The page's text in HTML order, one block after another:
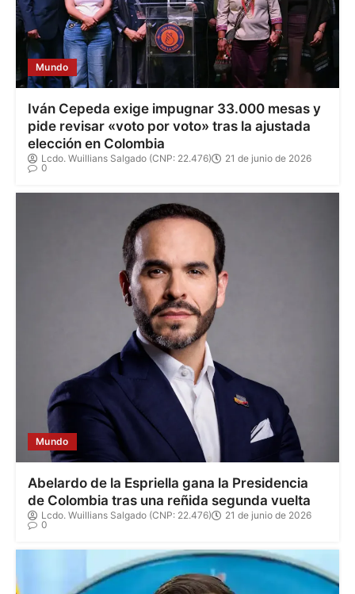
Mundo
Iván Cepeda exige impugnar 33.000 mesas y
pide revisar «voto por voto» tras la ajustada
elección en Colombia
Lcdo. Wuillians Salgado (CNP: 22.476)
21 de junio de 2026
0
Mundo
Abelardo de la Espriella gana la Presidencia
de Colombia tras una reñida segunda vuelta
Lcdo. Wuillians Salgado (CNP: 22.476)
21 de junio de 2026
0